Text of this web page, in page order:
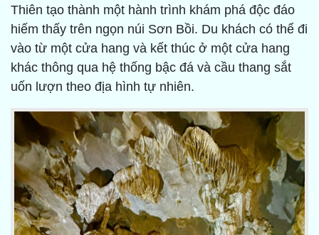
Thiên tạo thành một hành trình khám phá độc đáo
hiếm thấy trên ngọn núi Sơn Bồi. Du khách có thể đi
vào từ một cửa hang và kết thúc ở một cửa hang
khác thông qua hệ thống bậc đá và cầu thang sắt
uốn lượn theo địa hình tự nhiên.